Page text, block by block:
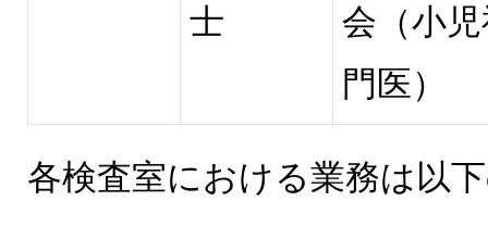
士
会（小
門医）
各検査室における業務は以